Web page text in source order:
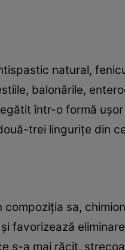
natural,
balonările,
într-o formă
trei linguriţe din
compoziţia sa,
favorizează
s-a mai răcit,